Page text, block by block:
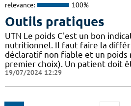
relevance: 100%
Outils pratiques
UTN Le poids C'est un bon
nutritionnel. Il faut faire la
déclaratif non fiable et un poids
premier choix). Un patient doit
19/07/2024 12:29